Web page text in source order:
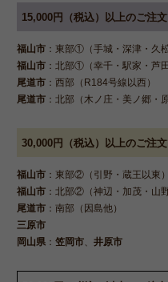
15,000円（税込）以上のご注
福山市：東部①（手城・深津・久松
福山市：北部①（幸千・駅家・芦田
尾道市：西部（R184号線以西）
尾道市：北部（木ノ庄・美ノ郷・原
30,000円（税込）以上のご注
福山市：東部②（引野・蔵王以東）
福山市：北部②（神辺・加茂・山野
尾道市：南部（因島他）
三原市
岡山県： 笠岡市、 井原市